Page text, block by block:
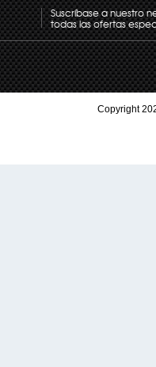
Suscríbase a nuestro
todas las ofertas
Copyright